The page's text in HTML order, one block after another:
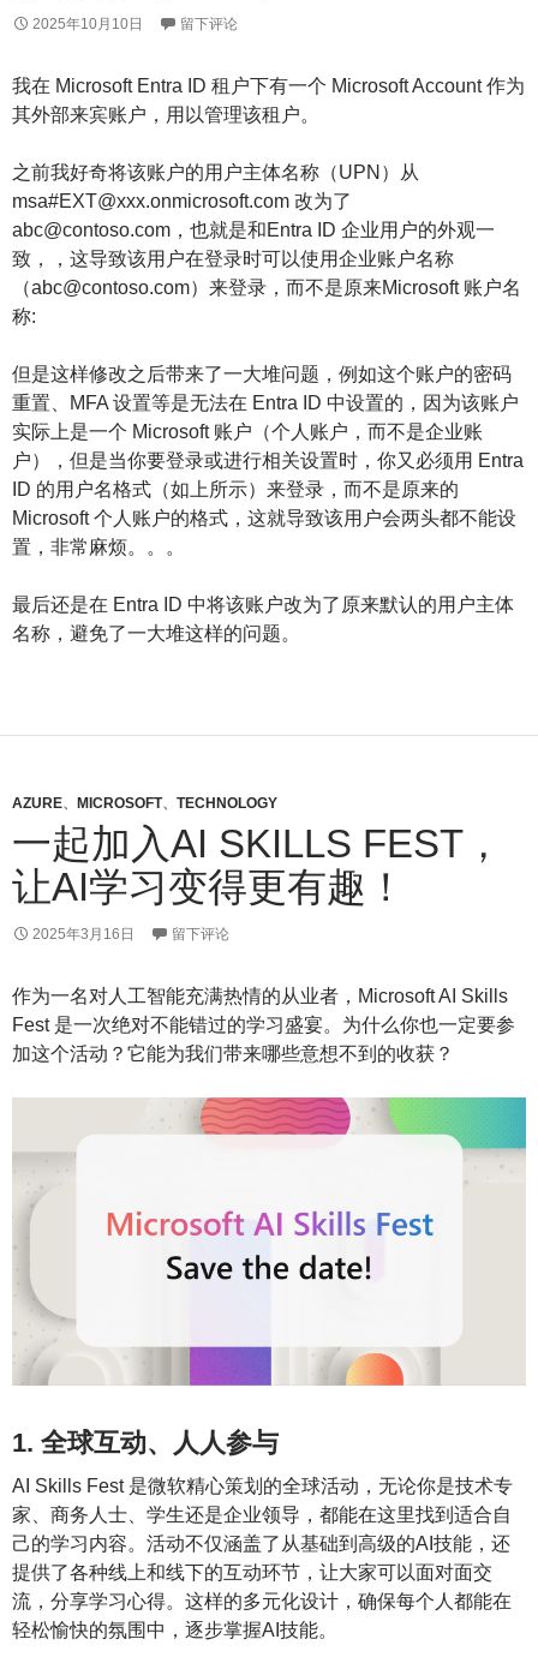
2025年10月10日 留下评论
我在 Microsoft Entra ID 租户下有一个 Microsoft Account 作为
其外部来宾账户，用以管理该租户。
之前我好奇将该账户的用户主体名称（UPN）从
msa#EXT@xxx.onmicrosoft.com 改为了
abc@contoso.com，也就是和Entra ID 企业用户的外观一
致，，这导致该用户在登录时可以使用企业账户名称
（abc@contoso.com）来登录，而不是原来Microsoft 账户名
称:
但是这样修改之后带来了一大堆问题，例如这个账户的密码
重置、MFA 设置等是无法在 Entra ID 中设置的，因为该账户
实际上是一个 Microsoft 账户（个人账户，而不是企业账
户），但是当你要登录或进行相关设置时，你又必须用 Entra
ID 的用户名格式（如上所示）来登录，而不是原来的
Microsoft 个人账户的格式，这就导致该用户会两头都不能设
置，非常麻烦。。。
最后还是在 Entra ID 中将该账户改为了原来默认的用户主体
名称，避免了一大堆这样的问题。
AZURE、 MICROSOFT、 TECHNOLOGY
一起加入AI SKILLS FEST，
让AI学习变得更有趣！
2025年3月16日 留下评论
作为一名对人工智能充满热情的从业者，Microsoft AI Skills
Fest 是一次绝对不能错过的学习盛宴。为什么你也一定要参
加这个活动？它能为我们带来哪些意想不到的收获？
1. 全球互动、人人参与
AI Skills Fest 是微软精心策划的全球活动，无论你是技术专
家、商务人士、学生还是企业领导，都能在这里找到适合自
己的学习内容。活动不仅涵盖了从基础到高级的AI技能，还
提供了各种线上和线下的互动环节，让大家可以面对面交
流，分享学习心得。这样的多元化设计，确保每个人都能在
轻松愉快的氛围中，逐步掌握AI技能。